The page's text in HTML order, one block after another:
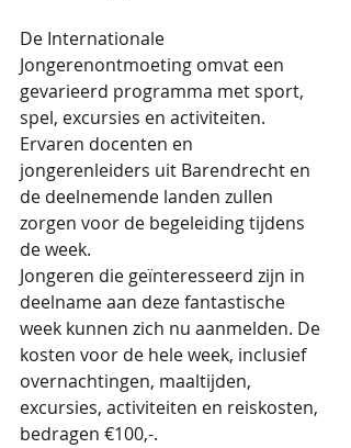
De Internationale
Jongerenontmoeting omvat een
gevarieerd programma met sport,
spel, excursies en activiteiten.
Ervaren docenten en
jongerenleiders uit Barendrecht en
de deelnemende landen zullen
zorgen voor de begeleiding tijdens
de week.
Jongeren die geïnteresseerd zijn in
deelname aan deze fantastische
week kunnen zich nu aanmelden. De
kosten voor de hele week, inclusief
overnachtingen, maaltijden,
excursies, activiteiten en reiskosten,
bedragen €100,-.